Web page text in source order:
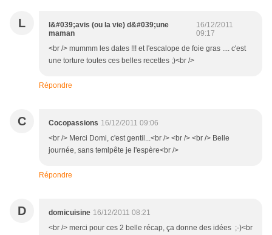
L
l&#039;avis (ou la vie) d&#039;une
maman
16/12/2011
09:17
<br /> mummm les dates !!! et l'escalope de foie gras .... c'est
une torture toutes ces belles recettes ;)<br />
Répondre
C Cocopassions 16/12/2011 09:06
<br /> Merci Domi, c'est gentil...<br /> <br /> <br /> Belle
journée, sans temlpête je l'espère<br />
Répondre
D domicuisine 16/12/2011 08:21
<br /> merci pour ces 2 belle récap, ça donne des idées ;-)<br